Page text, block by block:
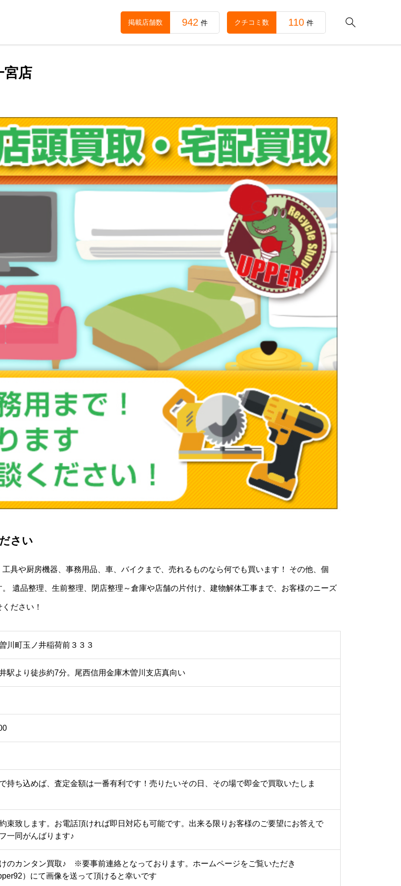

掲載店舗数 942 件 クチコミ数 110 件
宮店
さい
具や厨房機器、事務用品、車、バイクまで、売れるものなら何でも買います！ その他、個
遺品整理、生前整理、閉店整理～倉庫や店舗の片付け、建物解体工事まで、お客様のニーズ
ださい！
川町玉ノ井稲荷前３３３
駅より徒歩約7分。尾西信用金庫木曽川支店真向い
持ち込めば、査定金額は一番有利です！売りたいその日、その場で即金で買取いたしま
束致します。お電話頂ければ即日対応も可能です。出来る限りお客様のご要望にお答えで
一同がんばります♪
のカンタン買取♪ ※要事前連絡となっております。ホームページをご覧いただき
）にて画像を送って頂けると幸いです